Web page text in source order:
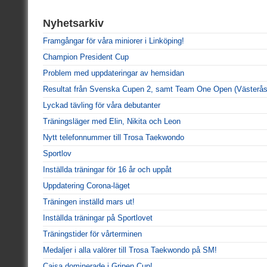
Nyhetsarkiv
Framgångar för våra miniorer i Linköping!
Champion President Cup
Problem med uppdateringar av hemsidan
Resultat från Svenska Cupen 2, samt Team One Open
Lyckad tävling för våra debutanter
Träningsläger med Elin, Nikita och Leon
Nytt telefonnummer till Trosa Taekwondo
Sportlov
Inställda träningar för 16 år och uppåt
Uppdatering Corona-läget
Träningen inställd mars ut!
Inställda träningar på Sportlovet
Träningstider för vårterminen
Medaljer i alla valörer till Trosa Taekwondo på SM!